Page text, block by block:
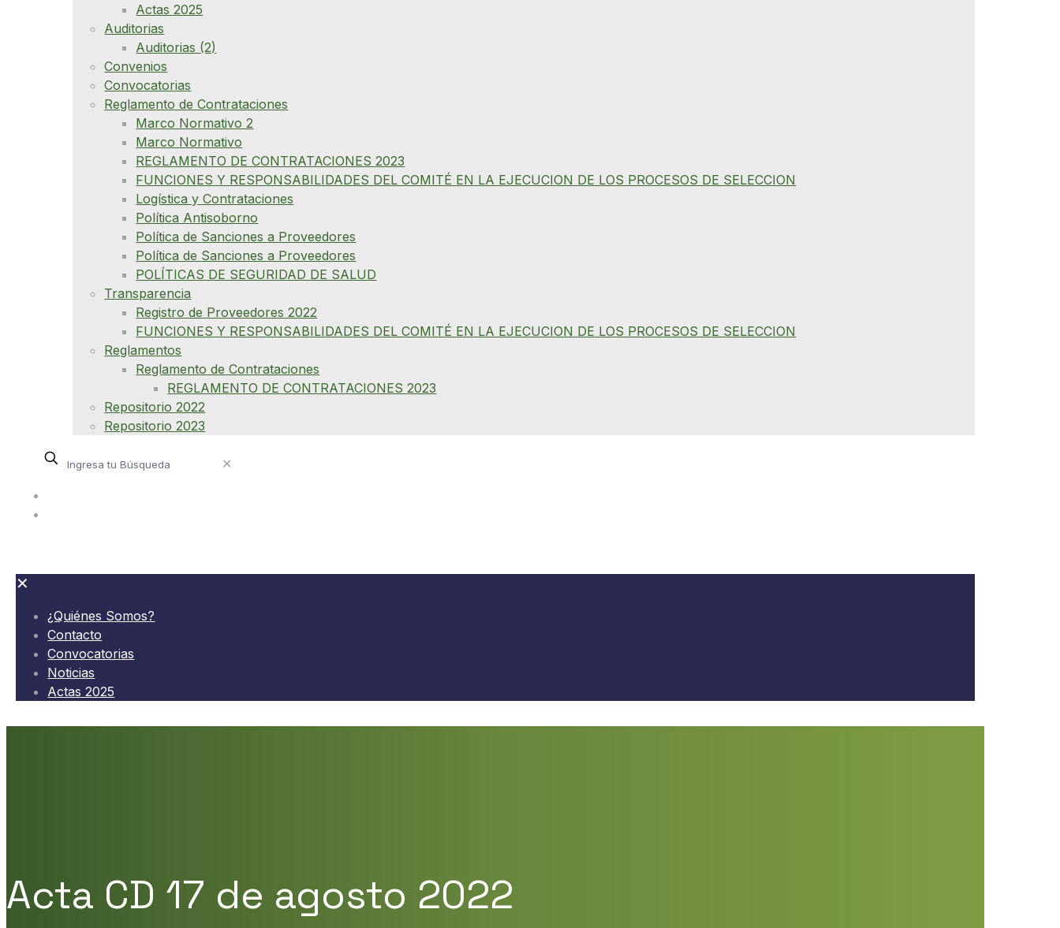
Actas 2025
Auditorias
Auditorias (2)
Convenios
Convocatorias
Reglamento de Contrataciones
Marco Normativo 2
Marco Normativo
REGLAMENTO DE CONTRATACIONES 2023
FUNCIONES Y RESPONSABILIDADES DEL COMITÉ EN LA EJECUCION DE LOS PROCESOS DE SELECCION
Logística y Contrataciones
Política Antisoborno
Política de Sanciones a Proveedores
Política de Sanciones a Proveedores
POLÍTICAS DE SEGURIDAD DE SALUD
Transparencia
Registro de Proveedores 2022
FUNCIONES Y RESPONSABILIDADES DEL COMITÉ EN LA EJECUCION DE LOS PROCESOS DE SELECCION
Reglamentos
Reglamento de Contrataciones
REGLAMENTO DE CONTRATACIONES 2023
Repositorio 2022
Repositorio 2023
✕
✕
¿Quiénes Somos?
Contacto
Convocatorias
Noticias
Actas 2025
Acta CD 17 de agosto 2022